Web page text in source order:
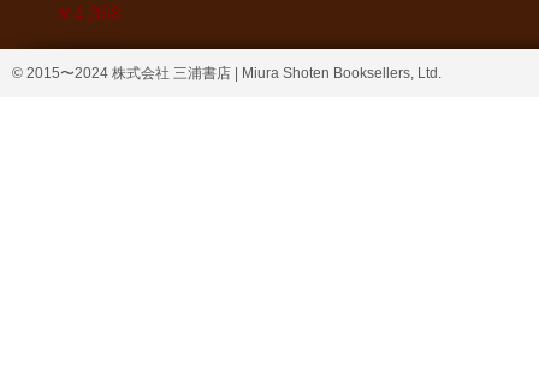
価格
￥4,368
© 2015〜2024 株式会社 三浦書店 | Miura Shoten Booksellers, Ltd.